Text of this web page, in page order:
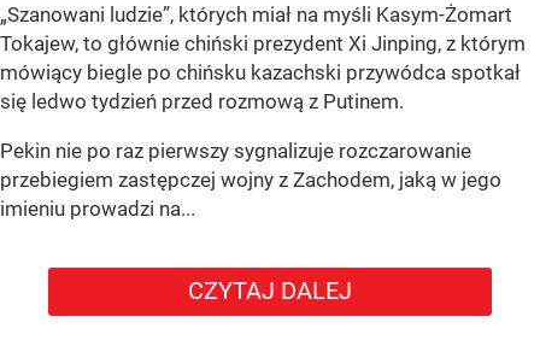
„Szanowani ludzie”, których miał na myśli Kasym-Żomart
Tokajew, to głównie chiński prezydent Xi Jinping, z którym
mówiący biegle po chińsku kazachski przywódca spotkał
się ledwo tydzień przed rozmową z Putinem.
Pekin nie po raz pierwszy sygnalizuje rozczarowanie
przebiegiem zastępczej wojny z Zachodem, jaką w jego
imieniu prowadzi na...
CZYTAJ DALEJ